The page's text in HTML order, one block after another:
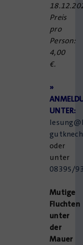
Preis
pro
Person:
4,00
€.
»
UNTER:
oder
unter
08395/
Mutige
Fluchten
unter
der
Mauer